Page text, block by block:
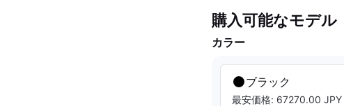
購入可能なモデル
カラー
ブラック
最安価格: 67270.00 JPY